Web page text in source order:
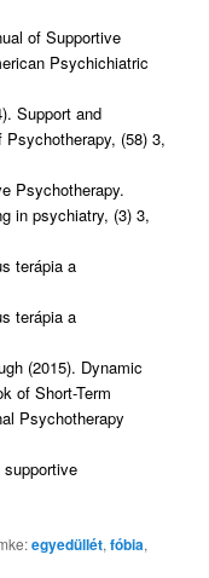
of Supportive
Psychichiatric
Support and
(58) 3,
Psychotherapy.
in psychiatry, (3) 3,
terápia a
terápia a
(2015). Dynamic
of Short-Term
Psychotherapy
egyedüllét,fóbia,